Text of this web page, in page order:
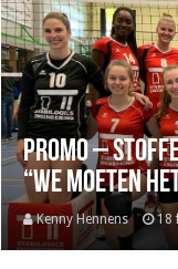
Promo –
“We moeten
Kenny Hennens 18